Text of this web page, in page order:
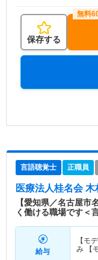
保存する
言語聴覚士 正職員
医療法人桂名会 木
【愛知県／名古屋市
く働ける職場です＜
給与
【モ
み 【